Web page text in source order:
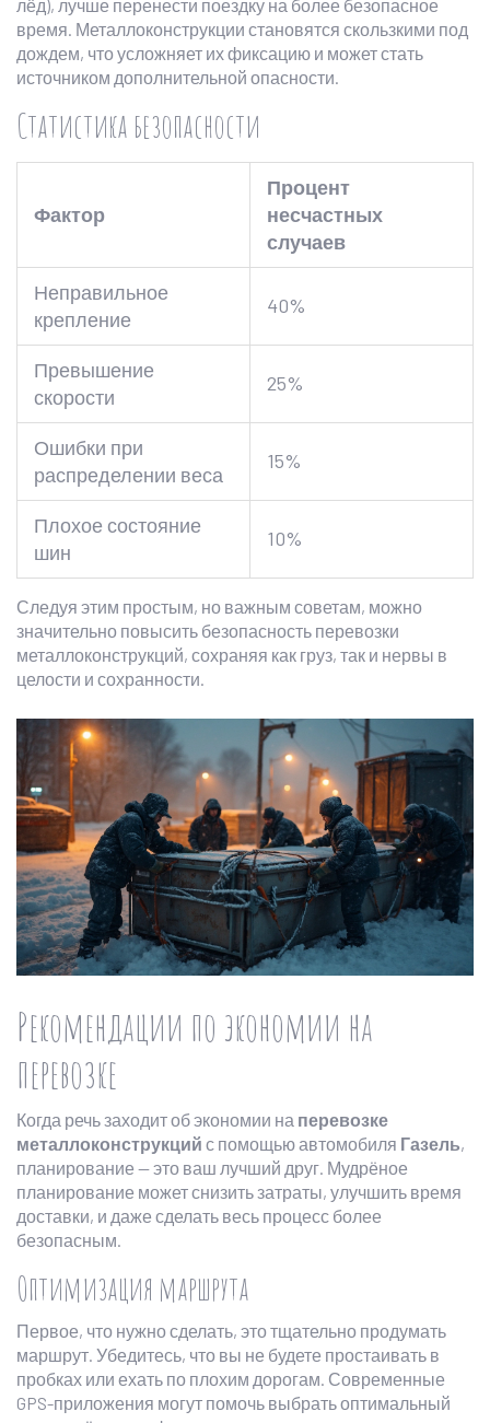
лёд), лучше перенести поездку на более безопасное
время. Металлоконструкции становятся скользкими под
дождем, что усложняет их фиксацию и может стать
источником дополнительной опасности.
Статистика безопасности
Фактор
Процент
несчастных
случаев
Неправильное
крепление
40%
Превышение
скорости
25%
Ошибки при
распределении веса
15%
Плохое состояние
шин
10%
Следуя этим простым, но важным советам, можно
значительно повысить безопасность перевозки
металлоконструкций, сохраняя как груз, так и нервы в
целости и сохранности.
Рекомендации по экономии на
перевозке
Когда речь заходит об экономии на перевозке
металлоконструкций с помощью автомобиля Газель,
планирование — это ваш лучший друг. Мудрёное
планирование может снизить затраты, улучшить время
доставки, и даже сделать весь процесс более
безопасным.
Оптимизация маршрута
Первое, что нужно сделать, это тщательно продумать
маршрут. Убедитесь, что вы не будете простаивать в
пробках или ехать по плохим дорогам. Современные
GPS-приложения могут помочь выбрать оптимальный